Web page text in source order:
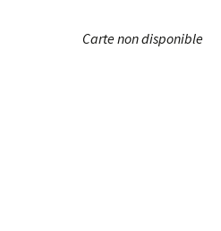
Carte non disponible